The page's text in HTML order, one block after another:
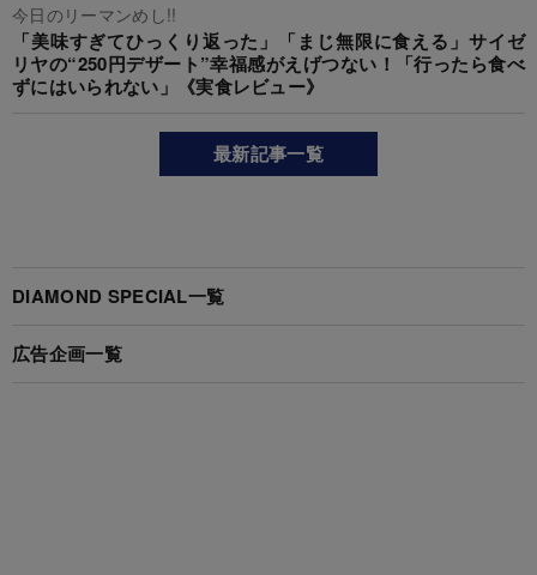
今日のリーマンめし!!
「美味すぎてひっくり返った」「まじ無限に食える」サイゼ
リヤの“250円デザート”幸福感がえげつない！「行ったら食べ
ずにはいられない」《実食レビュー》
最新記事一覧
DIAMOND SPECIAL一覧
広告企画一覧